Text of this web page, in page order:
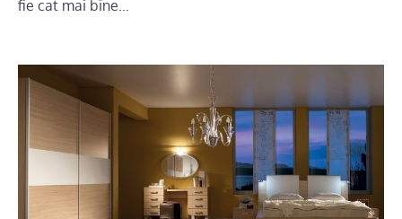
fie cat mai bine…